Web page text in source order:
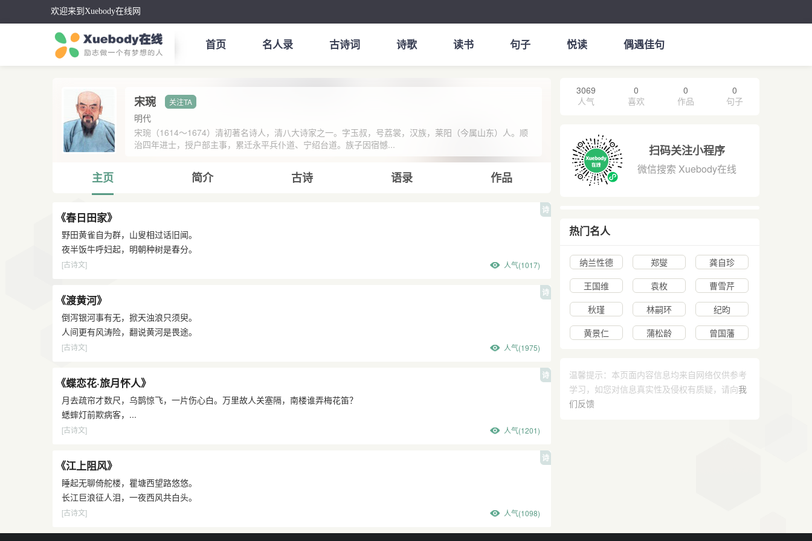
欢迎来到Xuebody在线网
首页 名人录 古诗词 诗歌 读书 句子 悦读 偶遇佳句
宋琬
明代
宋琬（1614～1674）清初著名诗人，清八大诗家之一。字玉叔，号荔裳，汉族，莱阳（今属山东）人。顺
治四年进士，授户部主事，累迁永平兵仆道、宁绍台道。族子因宿憾...
主页 简介 古诗 语录 作品
诗
《春日田家》
野田黄雀自为群，山叟相过话旧闻。
夜半饭牛呼妇起，明朝种树是春分。
[古诗文] 人气(1017)
诗
《渡黄河》
倒泻银河事有无，掀天浊浪只须臾。
人间更有风涛险，翻说黄河是畏途。
[古诗文] 人气(1975)
诗
《蝶恋花·旅月怀人》
月去疏帘才数尺，乌鹊惊飞，一片伤心白。万里故人关塞隔，南楼谁弄梅花笛？
蟋蟀灯前欺病客，...
[古诗文] 人气(1201)
诗
《江上阻风》
睡起无聊倚舵楼，瞿塘西望路悠悠。
长江巨浪征人泪，一夜西风共白头。
[古诗文] 人气(1098)
3069
人气
0
喜欢
0
作品
0
句子
扫码关注小程序
微信搜索 Xuebody在线
热门名人
纳兰性德 郑燮
龚自珍
王国维
袁枚
曹雪芹
秋瑾
林嗣环
纪昀
黄景仁
蒲松龄 曾国藩
温馨提示：本页面内容信息均来自网络仅供参考
学习，如您对信息真实性及侵权有质疑，请向我
们反馈